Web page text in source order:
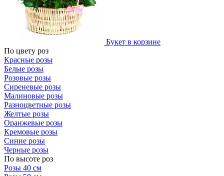
Букет в корзине
По цвету роз
Красные розы
Белые розы
Розовые розы
Сиреневые розы
Малиновые розы
Разноцветные розы
Желтые розы
Оранжевые розы
Кремовые розы
Синие розы
Черные розы
По высоте роз
Розы 40 см